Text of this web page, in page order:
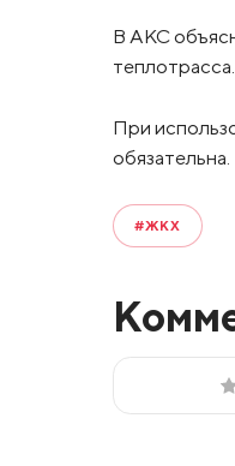
В АКС
При
обязательна.
#ЖКХ